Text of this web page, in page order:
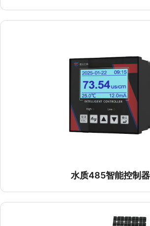
水质485智能控制器